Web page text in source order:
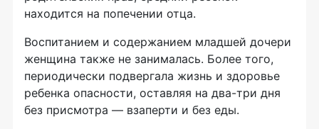
находится на попечении отца.
Воспитанием и содержанием младшей дочери
женщина также не занималась. Более того,
периодически подвергала жизнь и здоровье
ребенка опасности, оставляя на два-три дня
без присмотра — взаперти и без еды.